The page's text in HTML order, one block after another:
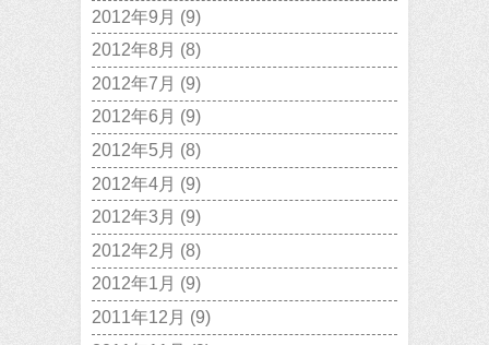
2012年9月 (9)
2012年8月 (8)
2012年7月 (9)
2012年6月 (9)
2012年5月 (8)
2012年4月 (9)
2012年3月 (9)
2012年2月 (8)
2012年1月 (9)
2011年12月 (9)